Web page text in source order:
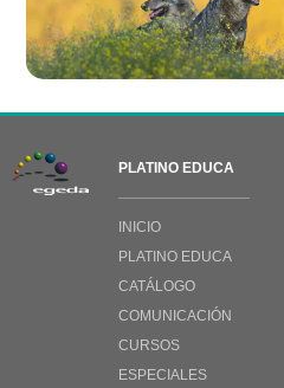
PLATINO EDUCA
INICIO
PLATINO EDUCA
CATÁLOGO
COMUNICACIÓN
CURSOS
ESPECIALES